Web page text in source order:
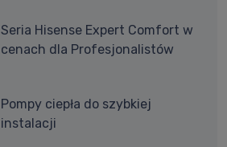
Seria Hisense Expert Comfort w
cenach dla Profesjonalistów
Pompy ciepła do szybkiej
instalacji